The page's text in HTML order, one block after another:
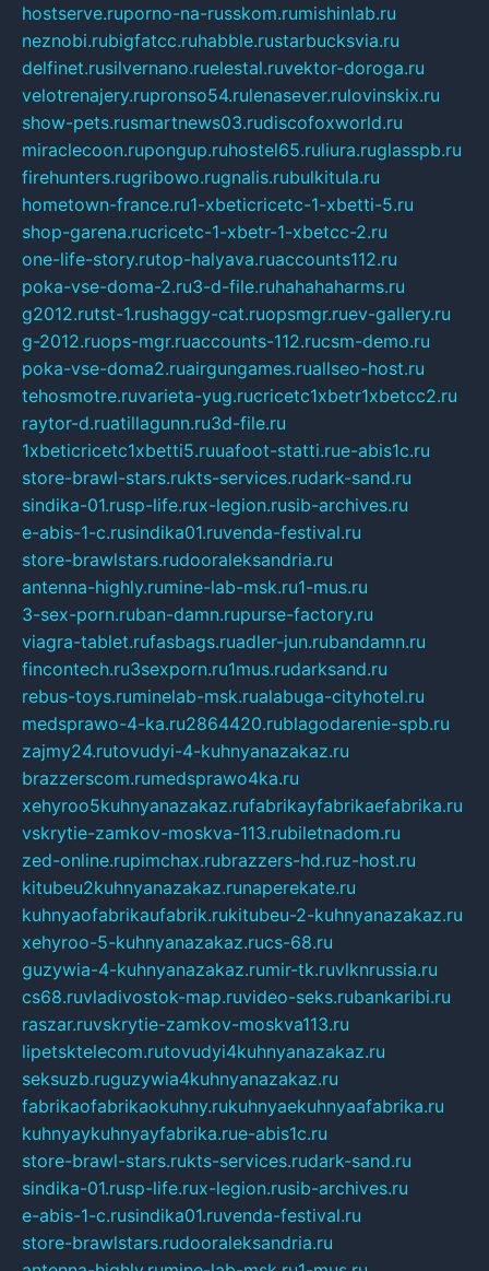
hostserve.ruporno-na-russkom.rumishinlab.ru
neznobi.rubigfatcc.ruhabble.rustarbucksvia.ru
delfinet.rusilvernano.ruelestal.ruvektor-doroga.ru
velotrenajery.rupronso54.rulenasever.rulovinskix.ru
show-pets.rusmartnews03.rudiscofoxworld.ru
miraclecoon.rupongup.ruhostel65.ruliura.ruglasspb.ru
firehunters.rugribowo.rugnalis.rubulkitula.ru
hometown-france.ru1-xbeticricetc-1-xbetti-5.ru
shop-garena.rucricetc-1-xbetr-1-xbetcc-2.ru
one-life-story.rutop-halyava.ruaccounts112.ru
poka-vse-doma-2.ru3-d-file.ruhahahaharms.ru
g2012.rutst-1.rushaggy-cat.ruopsmgr.ruev-gallery.ru
g-2012.ruops-mgr.ruaccounts-112.rucsm-demo.ru
poka-vse-doma2.ruairgungames.ruallseo-host.ru
tehosmotre.ruvarieta-yug.rucricetc1xbetr1xbetcc2.ru
raytor-d.ruatillagunn.ru3d-file.ru
1xbeticricetc1xbetti5.ruuafoot-statti.rue-abis1c.ru
store-brawl-stars.rukts-services.rudark-sand.ru
sindika-01.rusp-life.rux-legion.rusib-archives.ru
e-abis-1-c.rusindika01.ruvenda-festival.ru
store-brawlstars.rudooraleksandria.ru
antenna-highly.rumine-lab-msk.ru1-mus.ru
3-sex-porn.ruban-damn.rupurse-factory.ru
viagra-tablet.rufasbags.ruadler-jun.rubandamn.ru
fincontech.ru3sexporn.ru1mus.rudarksand.ru
rebus-toys.ruminelab-msk.rualabuga-cityhotel.ru
medsprawo-4-ka.ru2864420.rublagodarenie-spb.ru
zajmy24.rutovudyi-4-kuhnyanazakaz.ru
brazzerscom.rumedsprawo4ka.ru
xehyroo5kuhnyanazakaz.rufabrikayfabrikaefabrika.ru
vskrytie-zamkov-moskva-113.rubiletnadom.ru
zed-online.rupimchax.rubrazzers-hd.ruz-host.ru
kitubeu2kuhnyanazakaz.runaperekate.ru
kuhnyaofabrikaufabrik.rukitubeu-2-kuhnyanazakaz.ru
xehyroo-5-kuhnyanazakaz.rucs-68.ru
guzywia-4-kuhnyanazakaz.rumir-tk.ruvlknrussia.ru
cs68.ruvladivostok-map.ruvideo-seks.rubankaribi.ru
raszar.ruvskrytie-zamkov-moskva113.ru
lipetsktelecom.rutovudyi4kuhnyanazakaz.ru
seksuzb.ruguzywia4kuhnyanazakaz.ru
fabrikaofabrikaokuhny.rukuhnyaekuhnyaafabrika.ru
kuhnyaykuhnyayfabrika.rue-abis1c.ru
store-brawl-stars.rukts-services.rudark-sand.ru
sindika-01.rusp-life.rux-legion.rusib-archives.ru
e-abis-1-c.rusindika01.ruvenda-festival.ru
store-brawlstars.rudooraleksandria.ru